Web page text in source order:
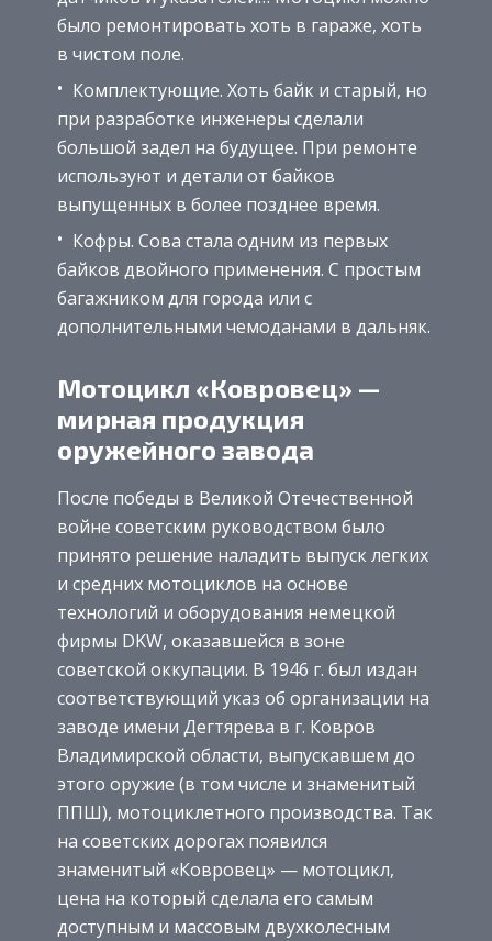
было ремонтировать хоть в гараже, хоть
в чистом поле.
Комплектующие. Хоть байк и старый, но
при разработке инженеры сделали
большой задел на будущее. При ремонте
используют и детали от байков
выпущенных в более позднее время.
Кофры. Сова стала одним из первых
байков двойного применения. С простым
багажником для города или с
дополнительными чемоданами в дальняк.
Мотоцикл «Ковровец» —
мирная продукция
оружейного завода
После победы в Великой Отечественной
войне советским руководством было
принято решение наладить выпуск легких
и средних мотоциклов на основе
технологий и оборудования немецкой
фирмы DKW, оказавшейся в зоне
советской оккупации. В 1946 г. был издан
соответствующий указ об организации на
заводе имени Дегтярева в г. Ковров
Владимирской области, выпускавшем до
этого оружие (в том числе и знаменитый
ППШ), мотоциклетного производства. Так
на советских дорогах появился
знаменитый «Ковровец» — мотоцикл,
цена на который сделала его самым
доступным и массовым двухколесным